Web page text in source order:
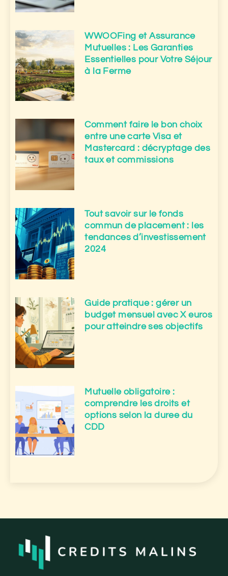
WWOOFing et Assurance
Mutuelles : Les Garanties
Essentielles pour Votre Séjour
à la Ferme
Comment faire le bon choix
entre une carte Visa et
Mastercard : décryptage des
taux et commissions
Tout savoir sur le fonds
commun de placement : les
tendances d’investissement
2024
Guide pratique : gérer un
budget mensuel avec X euros
pour atteindre ses objectifs
Mutuelle obligatoire :
comprendre les droits et
options selon la duree du
CDD